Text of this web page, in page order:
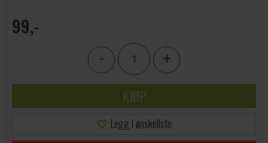
99,-
- +
KJØP
Legg i ønskeliste